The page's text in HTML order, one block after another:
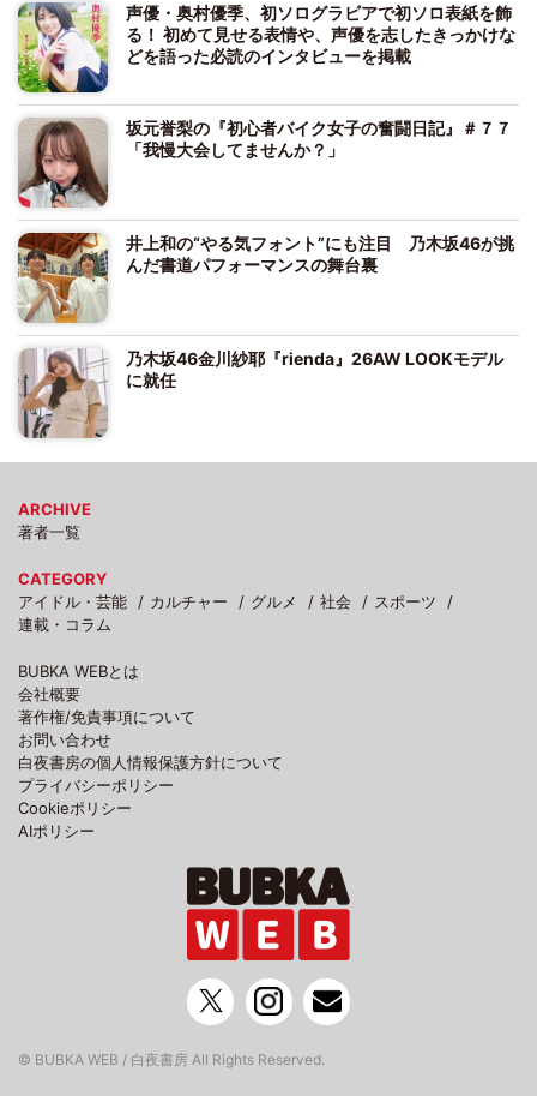
声優・奥村優季、初ソログラビアで初ソロ表紙を飾
る！ 初めて見せる表情や、声優を志したきっかけな
どを語った必読のインタビューを掲載
坂元誉梨の『初心者バイク女子の奮闘日記』＃７７
「我慢大会してませんか？」
井上和の“やる気フォント”にも注目 乃木坂46が挑
んだ書道パフォーマンスの舞台裏
乃木坂46金川紗耶『rienda』26AW LOOKモデル
に就任
ARCHIVE
著者一覧
CATEGORY
アイドル・芸能
カルチャー グルメ 社会
スポーツ
連載・コラム
BUBKA WEBとは
会社概要
著作権/免責事項について
お問い合わせ
白夜書房の個人情報保護方針について
プライバシーポリシー
Cookieポリシー
AIポリシー
© BUBKA WEB / 白夜書房 All Rights Reserved.